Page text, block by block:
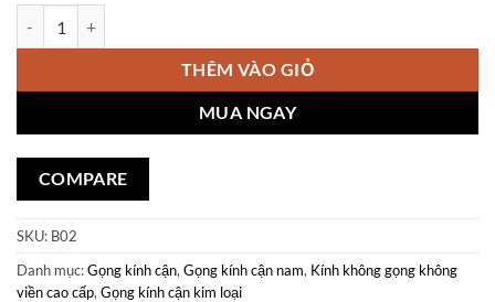
THÊM VÀO GIỎ
MUA NGAY
COMPARE
SKU: B02
Danh mục:Gọng kính cận, Gọng kính cận nam, Kính không gọng không
viền cao cấp, Gọng kính cận kim loại